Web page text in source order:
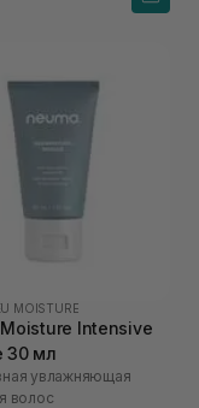
MOISTURE
Moisture Intensive
30 мл
увлажняющая
волос